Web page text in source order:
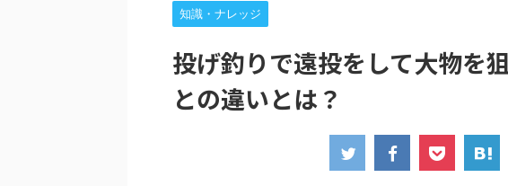
知識・ナレッジ
投げ釣りで遠投をして大物を
との違いとは？